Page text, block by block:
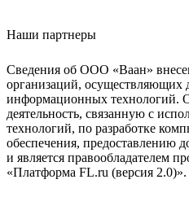
Наши партнеры
Сведения об ООО «Ваан»
организаций, осуществляющих
информационных технологий.
деятельность, связанную с
технологий, по разработке
обеспечения, предоставлению
и является правообладателем
«Платформа FL.ru (версия 2.0)».